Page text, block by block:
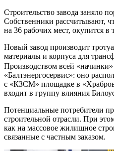
Строительство завода заняло
Собственники рассчитывают,
на 36 рабочих мест, окупится в
Новый завод производит
материалы и корпуса для
Производством всей «начинки»
«Балтэнергосервис»: оно
с «КЗСМ» площадке в
входит в группу влияния
Потенциальные потребители
строительной отрасли. При
как на массовое жилищное
связанные с частным заказом.